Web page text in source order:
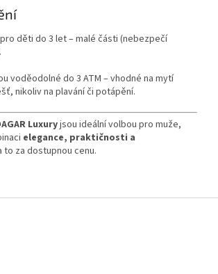
děti do 3 let – malé části (nebezpečí
voděodolné do 3 ATM – vhodné na mytí
nikoliv na plavání či potápění.
Luxuryjsou ideální volbou pro muže,
elegance, praktičnosti a
to za dostupnou cenu.